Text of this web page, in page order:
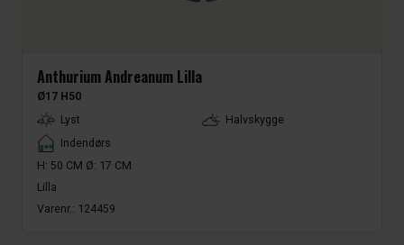
Anthurium Andreanum Lilla
Ø17 H50
LightType
Lyst
Halvskygge
Placement
Indendørs
H: 50 CM Ø: 17 CM
Lilla
Varenr.: 124459